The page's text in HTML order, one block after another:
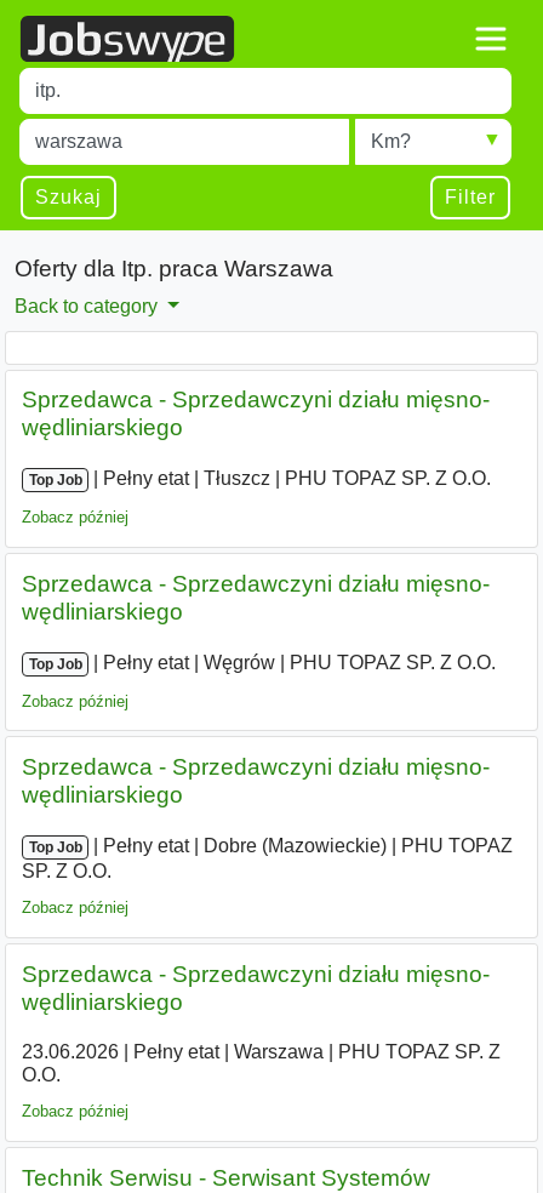
Title
Type 1 or more characters for results.
Miejscowość
Type 1 or more characters for results.
Radius
Szukaj Filter
Oferty dla Itp. praca Warszawa
Back to category
Sprzedawca - Sprzedawczyni działu mięsno-
wędliniarskiego
Top Job Pełny etat| Tłuszcz PHU TOPAZ SP. Z O.O.
Zobacz później
Sprzedawca - Sprzedawczyni działu mięsno-
wędliniarskiego
Top Job Pełny etat| Węgrów PHU TOPAZ SP. Z O.O.
Zobacz później
Sprzedawca - Sprzedawczyni działu mięsno-
wędliniarskiego
Top Job Pełny etat| Dobre (Mazowieckie)
PHU TOPAZ
SP. Z O.O.
Zobacz później
Sprzedawca - Sprzedawczyni działu mięsno-
wędliniarskiego
23.06.2026| Pełny etat| Warszawa
PHU TOPAZ SP. Z
O.O.
Zobacz później
Technik Serwisu - Serwisant Systemów